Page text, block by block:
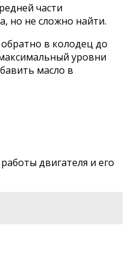
части
но не сложно найти.
в колодец до
уровни
масло в
двигателя и его